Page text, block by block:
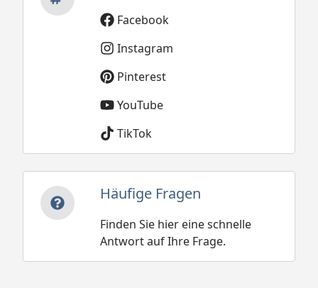
Facebook
Instagram
Pinterest
YouTube
TikTok
Häufige Fragen
Finden Sie hier eine schnelle
Antwort auf Ihre Frage.